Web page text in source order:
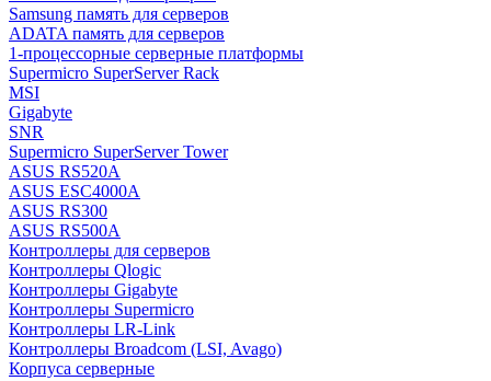
Samsung память для серверов
ADATA память для серверов
1-процессорные серверные платформы
Supermicro SuperServer Rack
MSI
Gigabyte
SNR
Supermicro SuperServer Tower
ASUS RS520A
ASUS ESC4000A
ASUS RS300
ASUS RS500A
Контроллеры для серверов
Контроллеры Qlogic
Контроллеры Gigabyte
Контроллеры Supermicro
Контроллеры LR-Link
Контроллеры Broadcom (LSI, Avago)
Корпуса серверные